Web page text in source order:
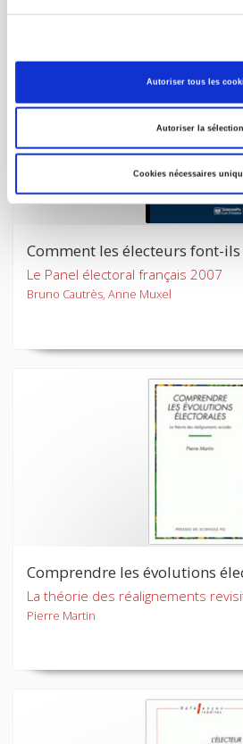
Autoriser tous les
Autoriser la sélection
Cookies nécessaires
Comment les électeurs font-
Le Panel électoral français 2007
Bruno Cautrès, Anne Muxel
Comprendre les évolutions
La théorie des réalignements
Pierre Martin